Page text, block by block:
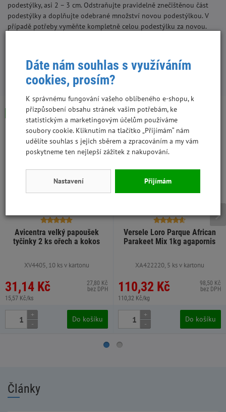
podestýlky, asi 2 – 3 cm. Odstraňujte pravidelně znečištěnou část
podestýlky a doplňujte odebrané množství novou podestýlkou. V
případě potřeby vyměňte kompletně celou podestýlku za novou.
S tímto produktem lidé kupují:
Avicentra velký papoušek
tyčinky 2 ks ořech a kokos
XV4405, 10 ks v kartonu
31,14 Kč
15,57 Kč/ks
27,80 Kč
bez DPH
Skladem
+
-
Do košíku
Versele Loro Parque African
Parakeet Mix 1kg agapornis
XA422220, 5 ks v kartonu
110,32 Kč
110,32 Kč/kg
98,50 Kč
bez DPH
Skladem - poslední kus
+
-
Do košíku
Články
Dáte nám souhlas s využíváním
cookies, prosím?
K správnému fungování vašeho oblíbeného e-shopu, k
přizpůsobení obsahu stránek vašim potřebám, ke
statistickým a marketingovým účelům používáme
soubory cookie. Kliknutím na tlačítko „Přijímám“ nám
udělíte souhlas s jejich sběrem a zpracováním a my vám
poskytneme ten nejlepší zážitek z nakupování.
Nastavení Přijímám